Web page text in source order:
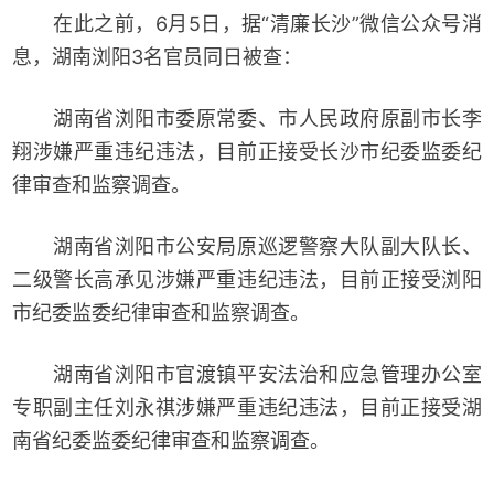
在此之前，6月5日，据“清廉长沙”微信公众号消
息，湖南浏阳3名官员同日被查：
湖南省浏阳市委原常委、市人民政府原副市长李
翔涉嫌严重违纪违法，目前正接受长沙市纪委监委纪
律审查和监察调查。
湖南省浏阳市公安局原巡逻警察大队副大队长、
二级警长高承见涉嫌严重违纪违法，目前正接受浏阳
市纪委监委纪律审查和监察调查。
湖南省浏阳市官渡镇平安法治和应急管理办公室
专职副主任刘永祺涉嫌严重违纪违法，目前正接受湖
南省纪委监委纪律审查和监察调查。